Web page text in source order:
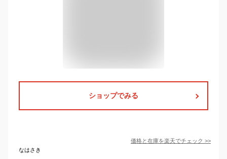
ショップでみる
価格と在庫を楽天でチェック >>
なはさき